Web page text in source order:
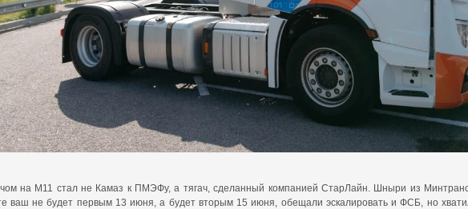
на М11 стал не Камаз к ПМЭФу, а тягач, сделанный компанией СтарЛайн. Шныри из
ваш не будет первым 13 июня, а будет вторым 15 июня, обещали эскалировать и ФСБ, но